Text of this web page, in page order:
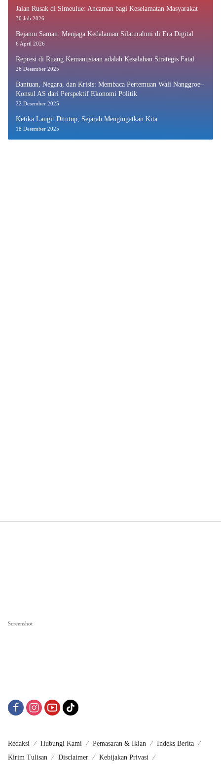
Jalan Rusak di Simeulue: Ancaman bagi Keselamatan Masyarakat
30 Juli 2026
Bejamu Saman: Menjaga Kedalaman Silaturahmi di Era Digital
6 April 2026
Represi di Ruang Kemanusiaan adalah Kesalahan Strategis Fatal
26 Desember 2025
Bantuan, Negara, dan Krisis: Membaca Pertemuan Wali Nanggroe–
Konsul AS dari Perspektif Ekonomi Politik
22 Desember 2025
Ketika Langit Ditutup, Sejarah Mengingatkan Kita
18 Desember 2025
Screenshot
Redaksi Hubungi Kami Pemasaran & Iklan
Indeks Berita
Kirim Tulisan
Disclaimer Kebijakan Privasi